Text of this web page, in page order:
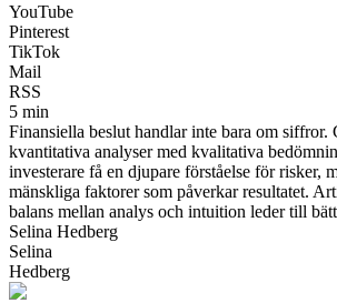
YouTube
Pinterest
TikTok
Mail
RSS
5 min
Finansiella beslut handlar inte bara om siffror.
kvantitativa analyser med kvalitativa
investerare få en djupare förståelse för risker,
mänskliga faktorer som påverkar resultatet.
balans mellan analys och intuition leder till
Selina Hedberg
Selina
Hedberg